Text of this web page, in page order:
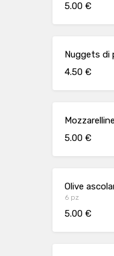
5.00 €
Nuggets di
4.50 €
5.00 €
Olive
6 pz
5.00 €